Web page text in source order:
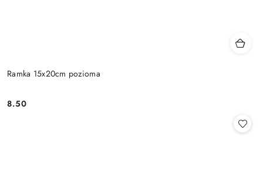
Ramka 15x20cm pozioma
Cena:
8.50